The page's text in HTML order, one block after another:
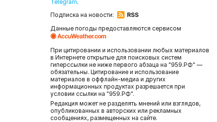
Telegram.
Подписка на новости:
RSS
Данные погоды предоставляются сервисом
При цитировании и использовании любых материалов
в Интернете открытые для поисковых систем
гиперссылки не ниже первого абзаца на "959.РФ" —
обязательны. Цитирование и использование
материалов в оффлайн-медиа и других
информационных продуктах разрешается при
условии ссылки на "959.РФ".
Редакция может не разделять мнений или взглядов,
опубликованных в авторских или рекламных
сообщениях, размещенных на сайте.